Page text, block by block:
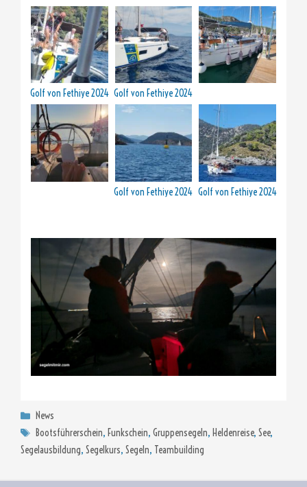
Golf von Fethiye 2024 Golf von Fethiye 2024
Golf von Fethiye 2024 Golf von Fethiye 2024
Kategorien
News
Schlagwörter
Bootsführerschein, Funkschein,Gruppensegeln, Heldenreise,See,
Segelausbildung, Segelkurs, Segeln, Teambuilding